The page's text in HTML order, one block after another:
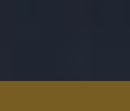
特集一覧